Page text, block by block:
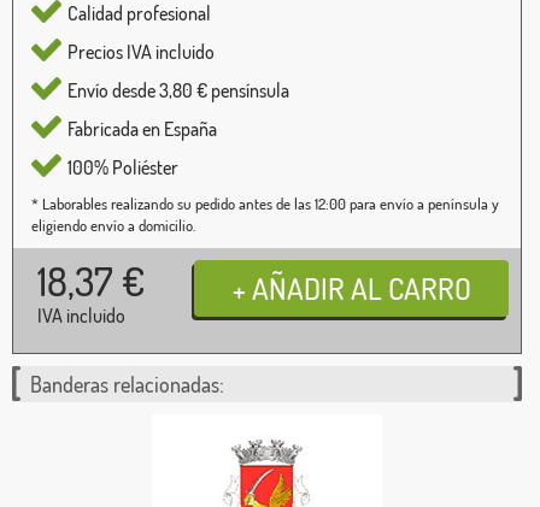
Calidad profesional
Precios IVA incluido
Envío desde 3,80 € pensínsula
Fabricada en España
100% Poliéster
* Laborables realizando su pedido antes de las 12:00 para envío a península y
eligiendo envío a domicilio.
18,37 €
IVA incluido
Banderas relacionadas: